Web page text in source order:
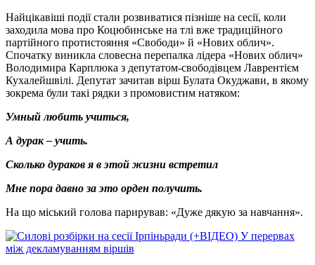
Найцікавіші події стали розвиватися пізніше на сесії, коли
заходила мова про Коцюбинське на тлі вже традиційного
партійного протистояння «Свободи» й «Нових облич».
Спочатку виникла словесна перепалка лідера «Нових облич»
Володимира Карплюка з депутатом-свободівцем Лаврентієм
Кухалейшвілі. Депутат зачитав вірш Булата Окуджави, в якому
зокрема були такі рядки з промовистим натяком:
Умный любить учиться,
А дурак – учить.
Сколько дураков я в этой жизни встретил
Мне пора давно за это орден получить.
На що міський голова парирував: «Дуже дякую за навчання».